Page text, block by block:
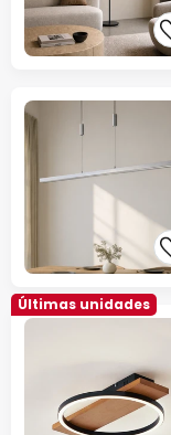
Últimas unidades